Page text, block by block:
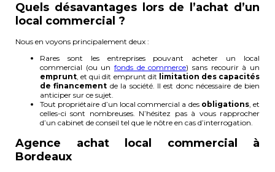
Quels désavantages lors de l’achat d’un
local commercial ?
Nous en voyons principalement deux :
Rares sont les entreprises pouvant acheter un local
commercial (ou un fonds de commerce) sans recourir à un
emprunt, et qui dit emprunt dit limitation des capacités
de financement de la société. Il est donc nécessaire de bien
anticiper sur ce sujet.
Tout propriétaire d’un local commercial a des obligations, et
celles-ci sont nombreuses. N’hésitez pas à vous rapprocher
d’un cabinet de conseil tel que le nôtre en cas d’interrogation.
Agence achat local commercial à
Bordeaux